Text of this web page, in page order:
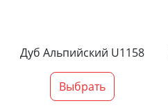
Дуб Альпийский U1158
Выбрать